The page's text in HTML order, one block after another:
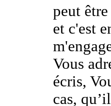
peut
et c'est
Vous
écris,
cas,